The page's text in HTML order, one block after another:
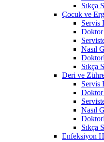
Sıkça
Çocuk ve
Servis
Doktor
Nasıl
Sıkça
Deri ve
Servis
Doktor
Nasıl
Sıkça
Enfeksiyon